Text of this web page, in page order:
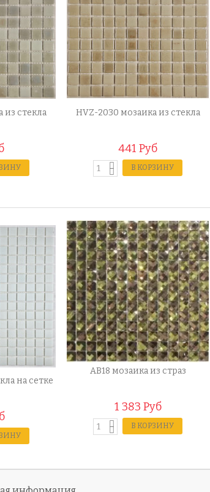
из стекла HVZ-2030 мозаика из стекла
441 Руб
В КОРЗИНУ
на сетке
AB18 мозаика из страз
1 383 Руб
В КОРЗИНУ